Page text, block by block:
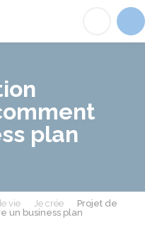
plan
vie Je crée
Projet de
un business plan